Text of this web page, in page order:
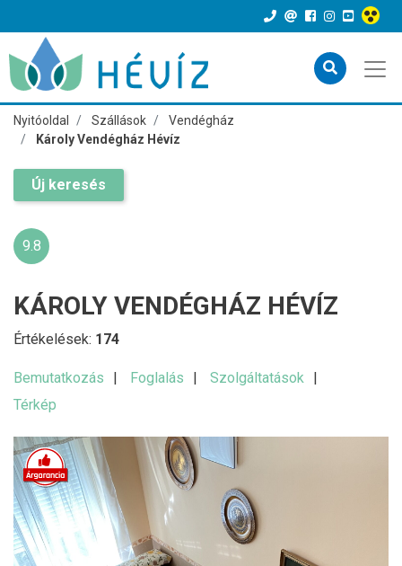
Nyitóoldal Szállások
Vendégház
Károly Vendégház Hévíz
Új keresés
9.8
KÁROLY VENDÉGHÁZ HÉVÍZ
Értékelések: 174
Bemutatkozás Foglalás
Szolgáltatások
Térkép